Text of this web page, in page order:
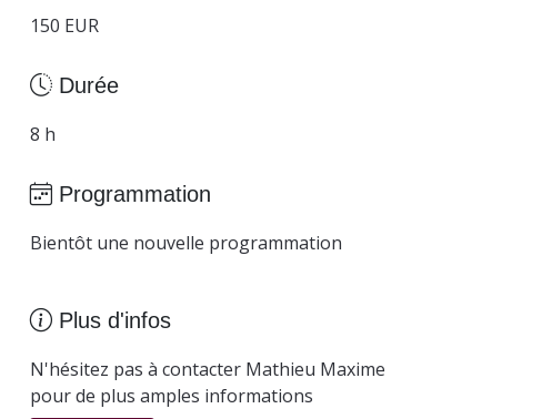
150 EUR
Durée
8 h
Programmation
Bientôt une nouvelle programmation
Plus d'infos
N'hésitez pas à contacter Mathieu Maxime
pour de plus amples informations